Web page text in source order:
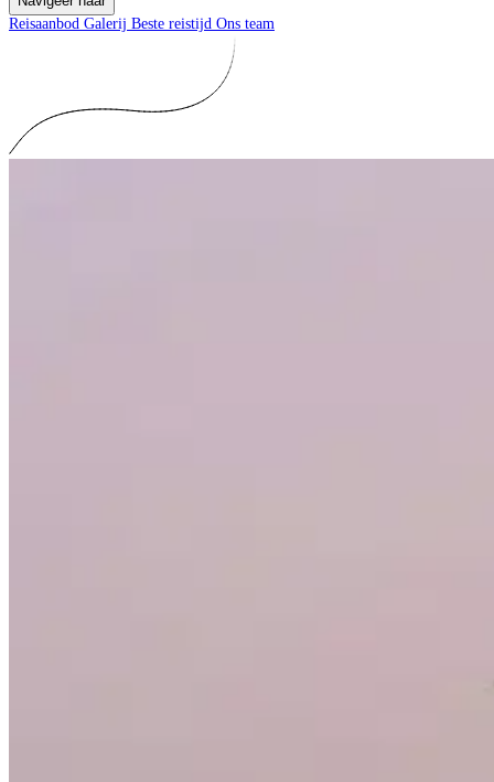
Reisaanbod Galerij Beste reistijd Ons team